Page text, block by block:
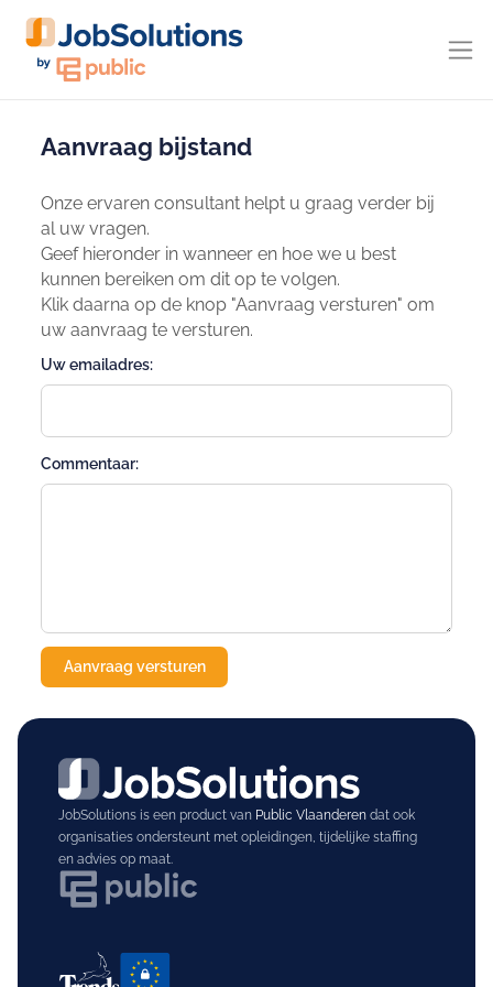
Aanvraag bijstand
Onze ervaren consultant helpt u graag verder bij
al uw vragen.
Geef hieronder in wanneer en hoe we u best
kunnen bereiken om dit op te volgen.
Klik daarna op de knop "Aanvraag versturen" om
uw aanvraag te versturen.
Uw emailadres:
Commentaar:
JobSolutions is een product van Public Vlaanderendat ook
organisaties ondersteunt met opleidingen, tijdelijke staffing
en advies op maat.